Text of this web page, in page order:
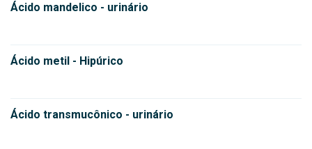
Ácido mandelico - urinário
Ácido metil - Hipúrico
Ácido transmucônico - urinário